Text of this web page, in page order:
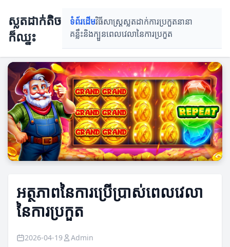
ស្លតដាក់តិច
ក៏ឈ្នះ
ទំព័រដើមវិធីសាស្រ្តស្លតដាក់ការប្រកួតនានា
គន្លឹះនិងក្បួនពេលវេលានៃការប្រកួត
អត្ថភាពនៃការប្រើប្រាស់ពេលវេលា
នៃការប្រកួត
2026-04-19 Admin